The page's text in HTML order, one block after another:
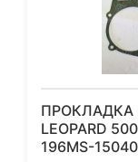
ПРОКЛАДКА
LEOPARD
196MS-